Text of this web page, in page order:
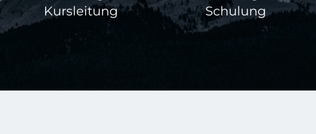
Kursleitung
Schulung